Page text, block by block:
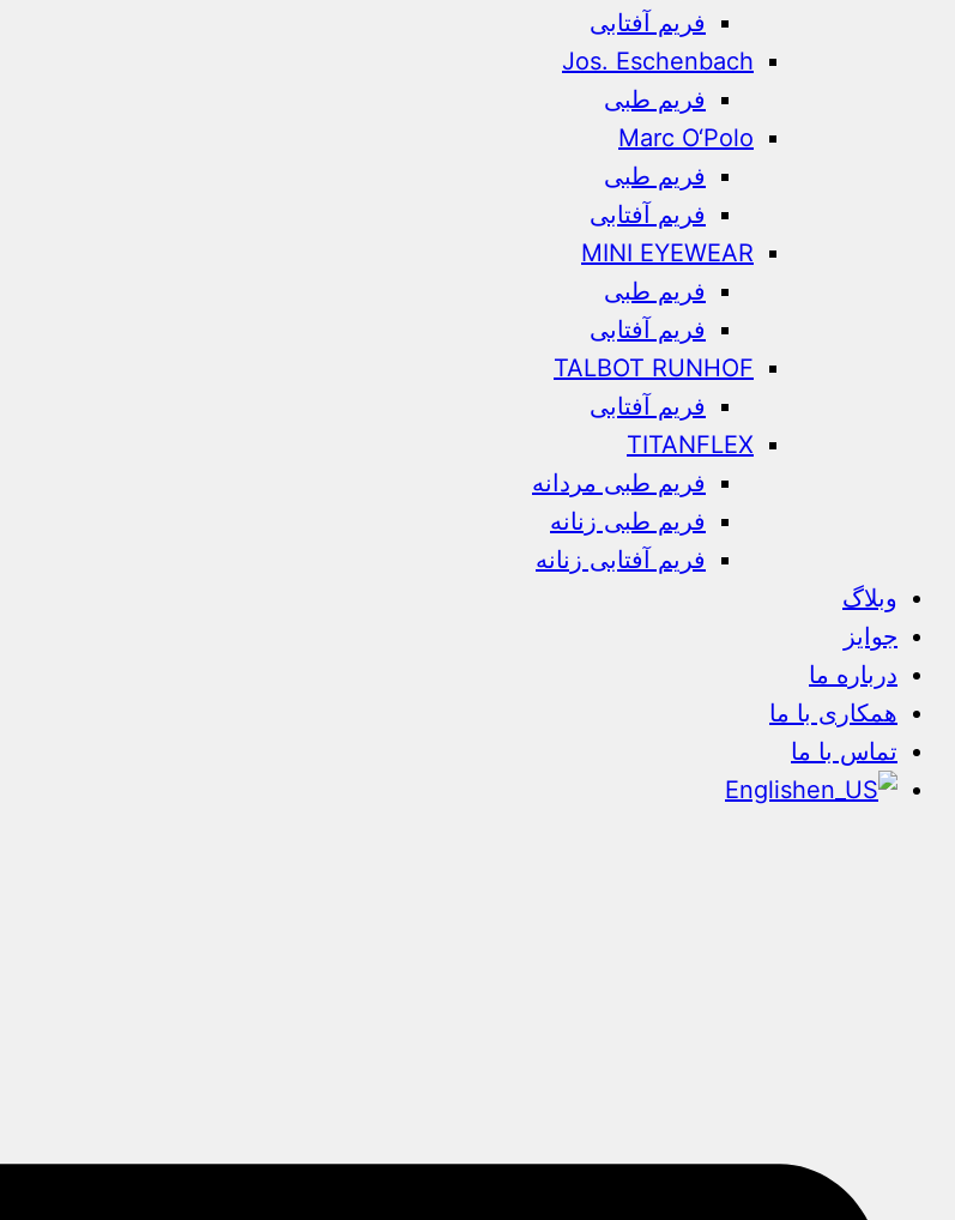
فریم آفتابی
Jos. Eschenbach
فریم طبی
Marc O‘Polo
فریم طبی
فریم آفتابی
MINI EYEWEAR
فریم طبی
فریم آفتابی
TALBOT RUNHOF
فریم آفتابی
TITANFLEX
فریم طبی مردانه
فریم طبی زنانه
فریم آفتابی زنانه
وبلاگ
جوایز
درباره ما
همکاری با ما
تماس با ما
English